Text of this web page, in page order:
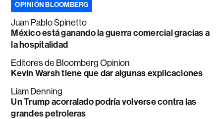
OPINIÓN BLOOMBERG
Juan Pablo Spinetto
México está ganando la guerra comercial gracias a
la hospitalidad
Editores de Bloomberg Opinion
Kevin Warsh tiene que dar algunas explicaciones
Liam Denning
Un Trump acorralado podría volverse contra las
grandes petroleras